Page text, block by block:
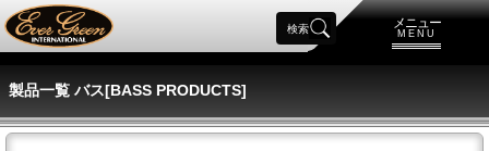
メニュー
MENU
検索
製品一覧 バス[BASS PRODUCTS]